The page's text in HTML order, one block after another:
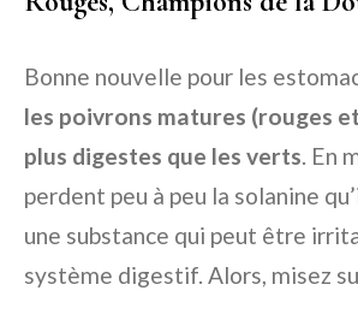
Bonne nouvelle pour les
les poivrons matures (rouges
plus digestes que les verts. En
perdent peu à peu la solanine
une substance qui peut être
système digestif. Alors, misez